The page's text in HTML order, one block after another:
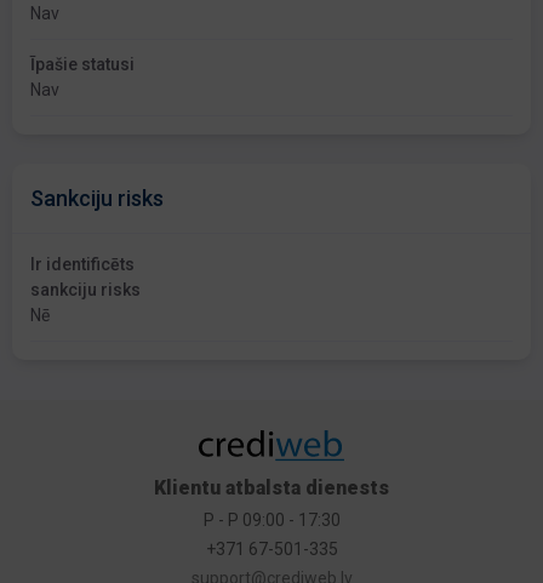
Nav
Īpašie statusi
Nav
Sankciju risks
Ir identificēts
sankciju risks
Nē
Klientu atbalsta dienests
P - P 09:00 - 17:30
+371 67-501-335
support@crediweb.lv